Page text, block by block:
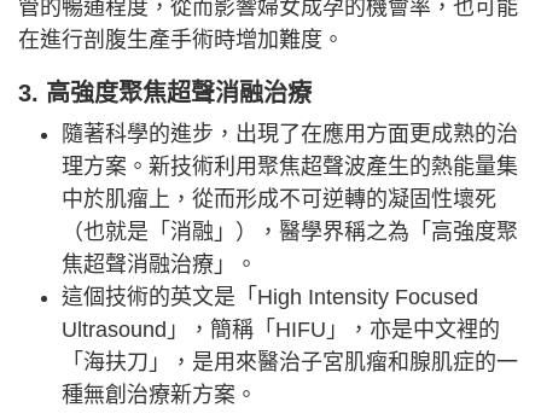
管的暢通程度，從而影響婦女成孕的機會率，也可能
在進行剖腹生產手術時增加難度。
3. 高強度聚焦超聲消融治療
隨著科學的進步，出現了在應用方面更成熟的治
理方案。新技術利用聚焦超聲波產生的熱能量集
中於肌瘤上，從而形成不可逆轉的凝固性壞死
（也就是「消融」），醫學界稱之為「高強度聚
焦超聲消融治療」。
這個技術的英文是「High Intensity Focused
Ultrasound」，簡稱「HIFU」，亦是中文裡的
「海扶刀」，是用來醫治子宮肌瘤和腺肌症的一
種無創治療新方案。